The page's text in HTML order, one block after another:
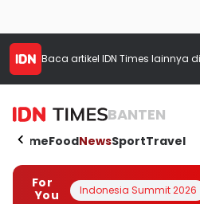
Baca artikel IDN Times lainnya di
BANTEN
HomeFoodNewsSportTravel
For
You
Indonesia Summit 2026